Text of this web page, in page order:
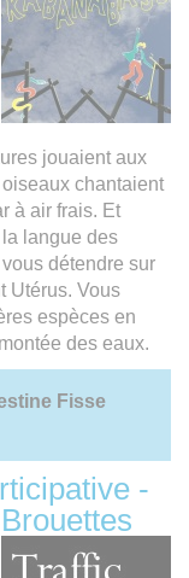
jouaient aux
chantaient
à air frais. Et
langue des
détendre sur
Utérus. Vous
espèces en
des eaux.
Fisse
-